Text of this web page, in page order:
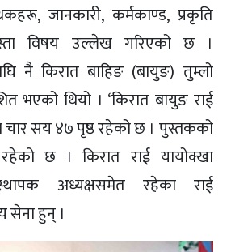
जानकारी, कर्मकाण्ड, प्रकृति
विषय उल्लेख गरिएको छ ।
नै किरात बाहिङ (बायुङ) तुम्लो
भएको थियो । ‘किरात बायुङ राई
चार सय ४७ पृष्ठ रहेको छ । पुस्तकको
छ । किरात राई यायोक्खा
अध्यक्षसमेत रहेका राई
सेना हुन् ।